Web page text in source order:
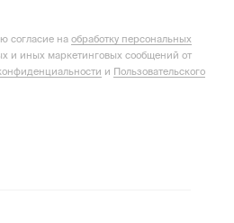
согласие на обработку персональных
и иных маркетинговых сообщений от
и Пользовательского